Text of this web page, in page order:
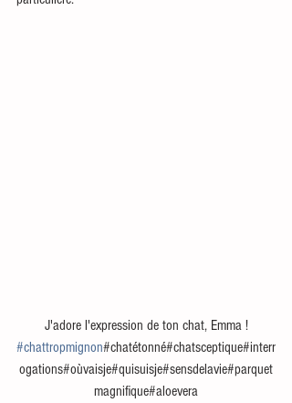
J'adore l'expression de ton chat, Emma !
#chattropmignon#chatétonné#chatsceptique#interr
ogations#oùvaisje#quisuisje#sensdelavie#parquet
magnifique#aloevera